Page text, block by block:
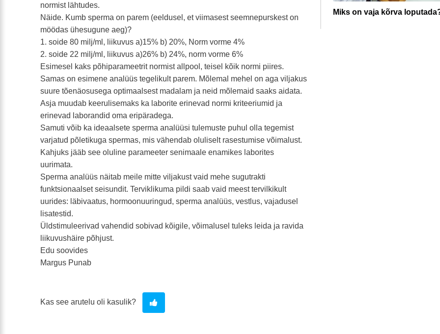
Miks on vaja kõrva
normist lähtudes.
Näide. Kumb sperma on parem (eeldusel, et viimasest seemnepurskest on
möödas ühesugune aeg)?
1. soide 80 milj/ml, liikuvus a)15% b) 20%, Norm vorme 4%
2. soide 22 milj/ml, liikuvus a)26% b) 24%, norm vorme 6%
Esimesel kaks põhiparameetrit normist allpool, teisel kõik normi piires.
Samas on esimene analüüs tegelikult parem. Mõlemal mehel on aga viljakus
suure tõenäosusega optimaalsest madalam ja neid mõlemaid saaks aidata.
Asja muudab keerulisemaks ka laborite erinevad normi kriteeriumid ja
erinevad laborandid oma eripäradega.
Samuti võib ka ideaalsete sperma analüüsi tulemuste puhul olla tegemist
varjatud põletikuga spermas, mis vähendab oluliselt rasestumise võimalust.
Kahjuks jääb see oluline parameeter senimaale enamikes laborites
uurimata.
Sperma analüüs näitab meile mitte viljakust vaid mehe sugutrakti
funktsionaalset seisundit. Terviklikuma pildi saab vaid meest tervilkikult
uurides: läbivaatus, hormoonuuringud, sperma analüüs, vestlus, vajadusel
lisatestid.
Üldstimuleerivad vahendid sobivad kõigile, võimalusel tuleks leida ja ravida
liikuvushäire põhjust.
Edu soovides
Margus Punab
Kas see arutelu oli kasulik?